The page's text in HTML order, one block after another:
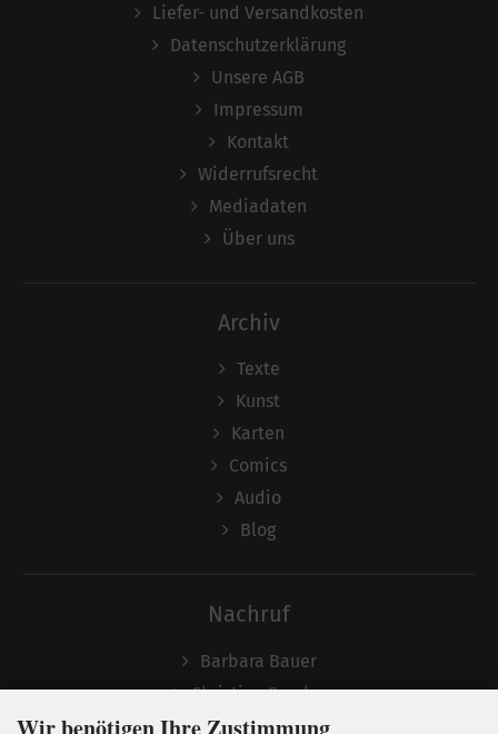
Liefer- und Versandkosten
Datenschutzerklärung
Unsere AGB
Impressum
Kontakt
Widerrufsrecht
Mediadaten
Über uns
Archiv
Texte
Kunst
Karten
Comics
Audio
Blog
Nachruf
Barbara Bauer
Christian Semler